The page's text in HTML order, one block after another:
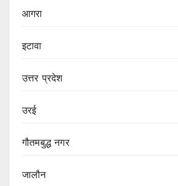
आगरा
इटावा
उत्तर प्रदेश
उरई
गौतमबुद्ध नगर
जालौन